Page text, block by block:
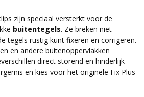
zijn speciaal versterkt voor de
buitentegels. Ze breken niet
tegels rustig kunt fixeren en corrigeren.
en andere buitenoppervlakken
direct storend en hinderlijk
en kies voor het originele Fix Plus